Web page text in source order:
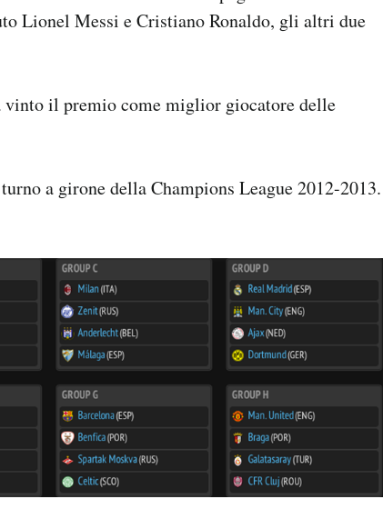
Lionel Messi e Cristiano Ronaldo, gli altri due
vinto il premio come miglior giocatore delle
a girone della Champions League 2012-2013.